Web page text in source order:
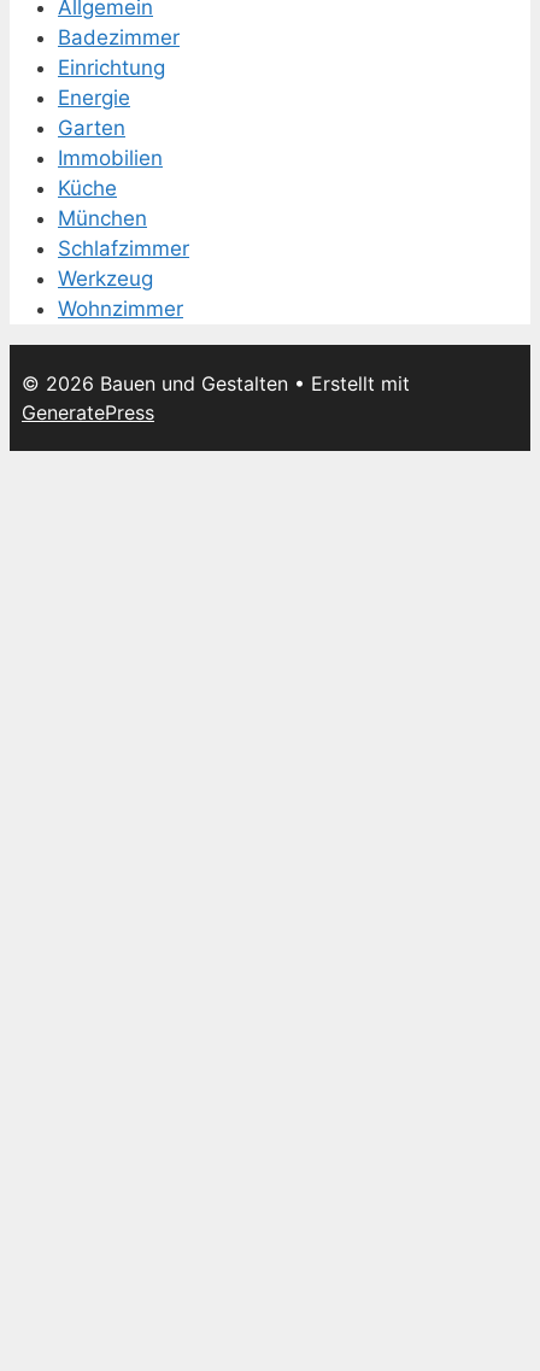
Allgemein
Badezimmer
Einrichtung
Energie
Garten
Immobilien
Küche
München
Schlafzimmer
Werkzeug
Wohnzimmer
© 2026 Bauen und Gestalten • Erstellt mit
GeneratePress